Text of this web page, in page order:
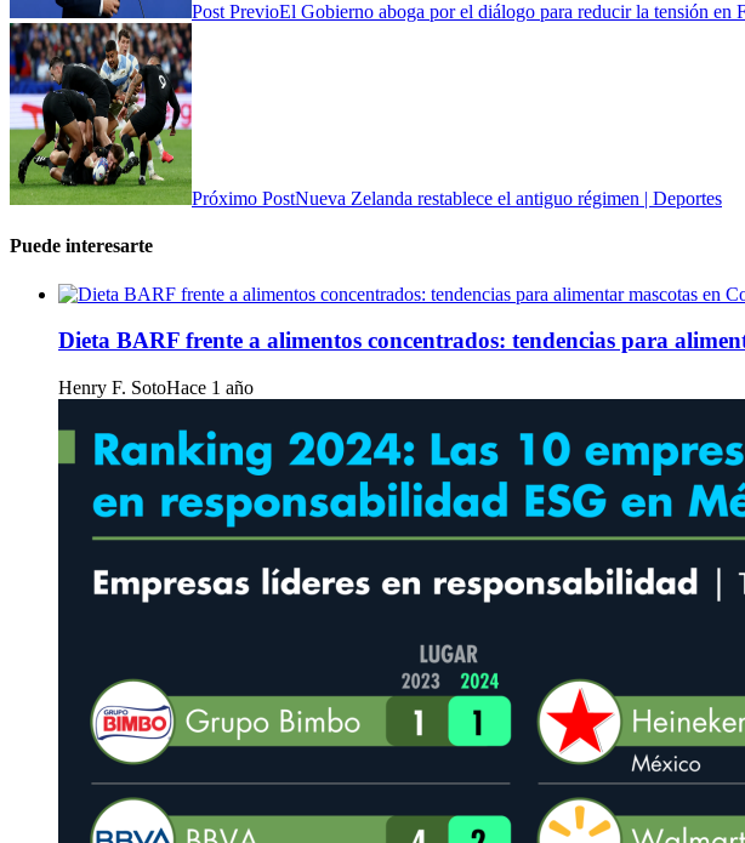
Post PrevioEl Gobierno aboga por el diálogo para reducir la tensión en
Próximo PostNueva Zelanda restablece el antiguo régimen | Deportes
Puede interesarte
Dieta BARF frente a alimentos concentrados: tendencias para
Henry F. SotoHace 1 año